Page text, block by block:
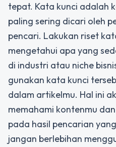
tepat. Kata kunci adalah
paling sering dicari oleh
pencari. Lakukan riset
mengetahui apa yang
di industri atau niche
gunakan kata kunci
dalam artikelmu. Hal ini
memahami kontenmu
pada hasil pencarian
jangan berlebihan